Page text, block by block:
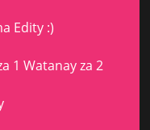
Edity :)
1 Watanay za 2